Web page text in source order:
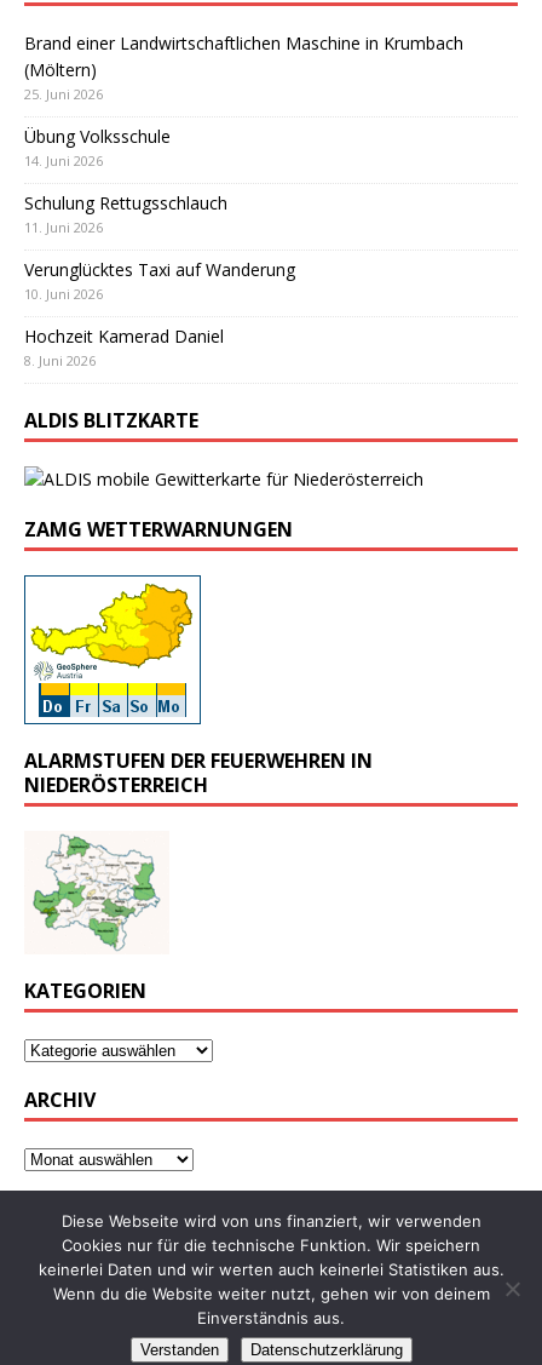
Brand einer Landwirtschaftlichen Maschine in Krumbach
(Möltern)
25. Juni 2026
Übung Volksschule
14. Juni 2026
Schulung Rettugsschlauch
11. Juni 2026
Verunglücktes Taxi auf Wanderung
10. Juni 2026
Hochzeit Kamerad Daniel
8. Juni 2026
ALDIS BLITZKARTE
ZAMG WETTERWARNUNGEN
ALARMSTUFEN DER FEUERWEHREN IN
NIEDERÖSTERREICH
KATEGORIEN
ARCHIV
Diese Webseite wird von uns finanziert, wir verwenden
Cookies nur für die technische Funktion. Wir speichern
keinerlei Daten und wir werten auch keinerlei Statistiken aus.
Wenn du die Website weiter nutzt, gehen wir von deinem
Einverständnis aus.
Verstanden Datenschutzerklärung